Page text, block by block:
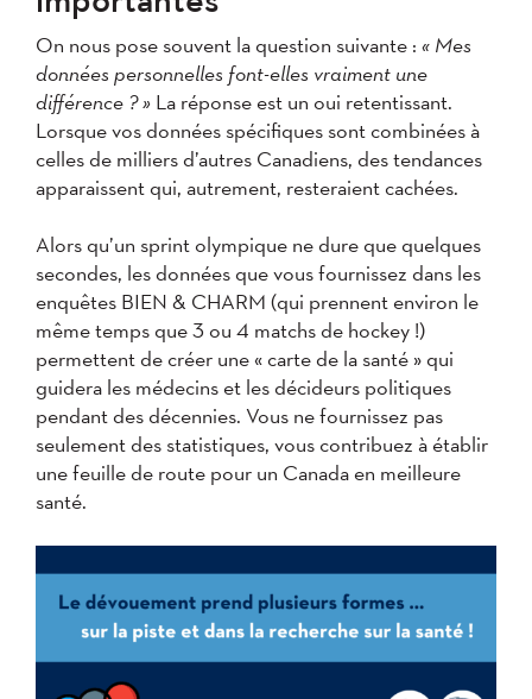
On nous pose souvent la question suivante : « Mes
données personnelles font-elles vraiment une
différence ? » La réponse est un oui retentissant.
Lorsque vos données spécifiques sont combinées à
celles de milliers d’autres Canadiens, des tendances
apparaissent qui, autrement, resteraient cachées.
Alors qu’un sprint olympique ne dure que quelques
secondes, les données que vous fournissez dans les
enquêtes BIEN & CHARM (qui prennent environ le
même temps que 3 ou 4 matchs de hockey !)
permettent de créer une « carte de la santé » qui
guidera les médecins et les décideurs politiques
pendant des décennies. Vous ne fournissez pas
seulement des statistiques, vous contribuez à établir
une feuille de route pour un Canada en meilleure
santé.